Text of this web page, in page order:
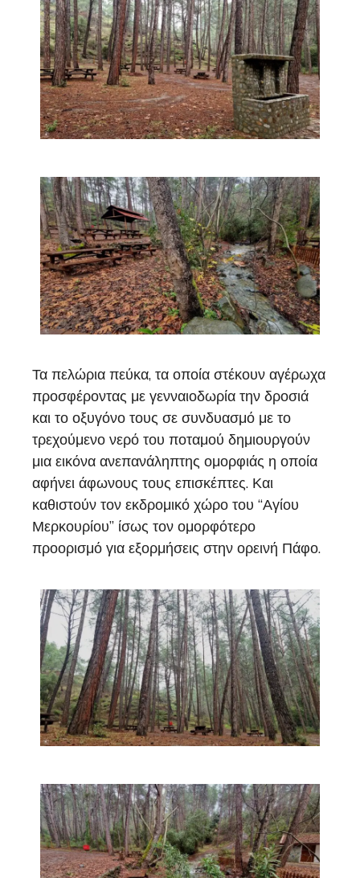
Τα πελώρια πεύκα, τα οποία στέκουν αγέρωχα
προσφέροντας με γενναιοδωρία την δροσιά
και το οξυγόνο τους σε συνδυασμό με το
τρεχούμενο νερό του ποταμού δημιουργούν
μια εικόνα ανεπανάληπτης ομορφιάς η οποία
αφήνει άφωνους τους επισκέπτες. Και
καθιστούν τον εκδρομικό χώρο του “Αγίου
Μερκουρίου” ίσως τον ομορφότερο
προορισμό για εξορμήσεις στην ορεινή Πάφο.